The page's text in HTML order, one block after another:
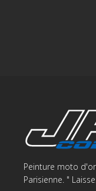
Peinture moto
Parisienne. "